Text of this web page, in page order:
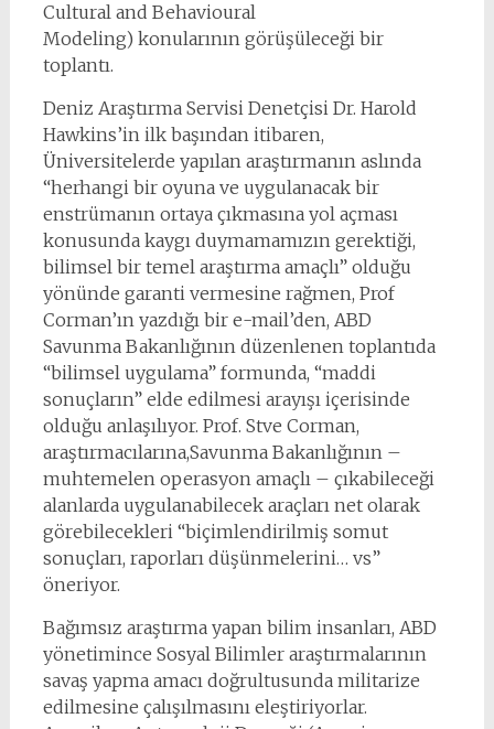
Cultural and Behavioural
Modeling) konularının görüşüleceği bir
toplantı.
Deniz Araştırma Servisi Denetçisi Dr. Harold
Hawkins’in ilk başından itibaren,
Üniversitelerde yapılan araştırmanın aslında
“herhangi bir oyuna ve uygulanacak bir
enstrümanın ortaya çıkmasına yol açması
konusunda kaygı duymamamızın gerektiği,
bilimsel bir temel araştırma amaçlı” olduğu
yönünde garanti vermesine rağmen, Prof
Corman’ın yazdığı bir e-mail’den, ABD
Savunma Bakanlığının düzenlenen toplantıda
“bilimsel uygulama” formunda, “maddi
sonuçların” elde edilmesi arayışı içerisinde
olduğu anlaşılıyor. Prof. Stve Corman,
araştırmacılarına,Savunma Bakanlığının –
muhtemelen operasyon amaçlı – çıkabileceği
alanlarda uygulanabilecek araçları net olarak
görebilecekleri “biçimlendirilmiş somut
sonuçları, raporları düşünmelerini… vs”
öneriyor.
Bağımsız araştırma yapan bilim insanları, ABD
yönetimince Sosyal Bilimler araştırmalarının
savaş yapma amacı doğrultusunda militarize
edilmesine çalışılmasını eleştiriyorlar.